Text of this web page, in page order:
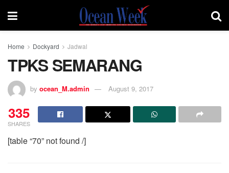
Home Dockyard Jadwal
TPKS SEMARANG
by ocean_M.admin August 9, 2017
335
SHARES
[table “70” not found /]